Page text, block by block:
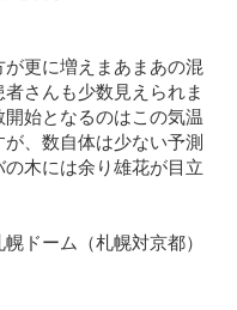
更に増えまあまあの混
さんも少数見えられま
始となるのはこの気温
、数自体は少ない予測
木には余り雄花が目立
ドーム（札幌対京都）